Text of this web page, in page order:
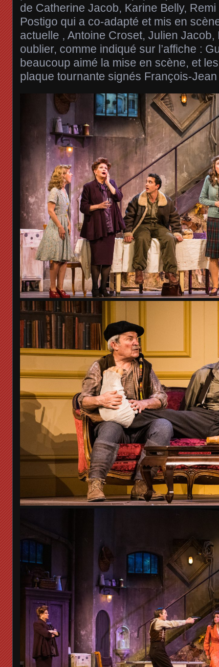
de Catherine Jacob, Karine Belly,
Postigo qui a co-adapté et mis en
actuelle , Antoine Croset, Julien
oublier, comme indiqué sur l’affiche :
beaucoup aimé la mise en scène, et
plaque tournante signés François-